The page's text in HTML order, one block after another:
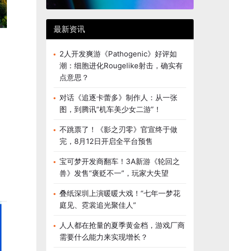
最新资讯
2人开发爽游《Pathogenic》好评如
潮：细胞进化Rougelike射击，确实有
点意思？
对话《追逐卡蕾多》制作人：从一张
图，到腾讯“机车美少女二游”！
不跳票了！《影之刃零》官宣终于做
完，8月12日开启全平台预售
宝可梦开发商翻车！3A新游《轮回之
兽》发售“褒贬不一”，玩家大失望
叠纸深圳上演暖暖大戏！“七年一梦花
庭见、霓裳追光聚佳人”
人人都在抢量的夏季黄金档，游戏厂商
需要什么能力来实现增长？